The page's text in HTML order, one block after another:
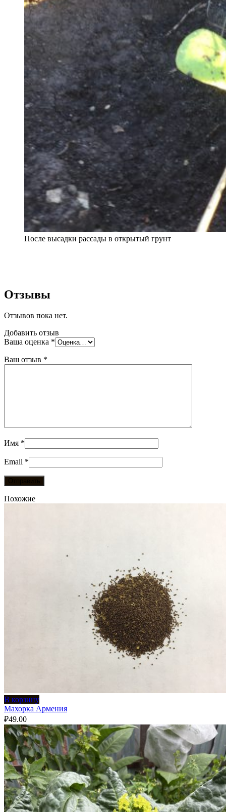
После высадки рассады в открытый грунт
Отзывы
Отзывов пока нет.
Добавить отзыв
Ваша оценка *
Ваш отзыв *
Имя *
Email *
Похожие
В корзину
Махорка Армения
₽49.00